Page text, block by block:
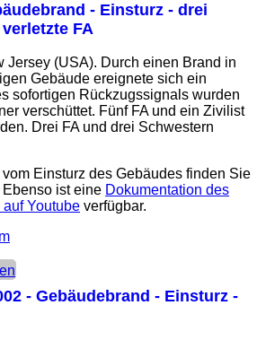
- Einsturz - drei
FA
Jersey (USA). Durch einen Brand in
Gebäude ereignete sich ein
sofortigen Rückzugssignals wurden
verschüttet. Fünf FA und ein Zivilist
Drei FA und drei Schwestern
Einsturz des Gebäudes finden Sie
Ebenso ist eine Dokumentation des
Youtube verfügbar.
- Gebäudebrand - Einsturz -